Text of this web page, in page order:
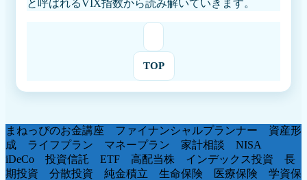
と呼ばれるVIX指数から読み解いていきます。
TOP
まねっぴのお金講座 ファイナンシャルプランナー 資産形
成 ライフプラン マネープラン 家計相談 NISA
iDeCo 投資信託 ETF 高配当株 インデックス投資 長
期投資 分散投資 純金積立 生命保険 医療保険 学資保